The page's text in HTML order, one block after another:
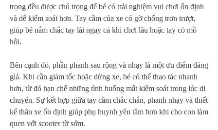
trọng đều được chú trọng để bé có trải nghiệm vui chơi ổn định
và dễ kiểm soát hơn. Tay cầm của xe có gờ chống trơn trượt,
giúp bé nắm chắc tay lái ngay cả khi chơi lâu hoặc tay có mồ
hôi.
Bên cạnh đó, phần phanh sau rộng và nhạy là một ưu điểm đáng
giá. Khi cần giảm tốc hoặc dừng xe, bé có thể thao tác nhanh
hơn, từ đó hạn chế những tình huống mất kiểm soát trong lúc di
chuyển. Sự kết hợp giữa tay cầm chắc chắn, phanh nhạy và thiết
kế thân xe ổn định giúp phụ huynh yên tâm hơn khi cho con làm
quen với scooter từ sớm.